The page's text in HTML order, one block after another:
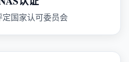
定国家认可委员会